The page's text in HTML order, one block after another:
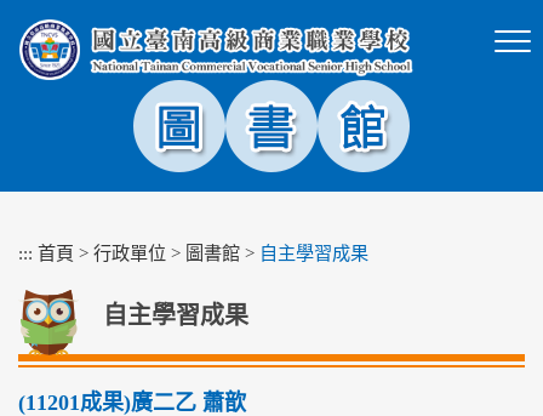
塊
::: 首頁 > 行政單位 > 圖書館 > 自主學習成果
自主學習成果
(11201成果)廣二乙 蕭歆